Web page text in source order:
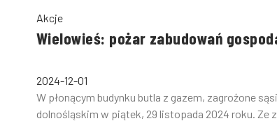
Akcje
Wielowieś: pożar zabudowań
2024-12-01
W płonącym budynku butla z gazem, zagrożone
dolnośląskim w piątek, 29 listopada 2024 roku. Ze